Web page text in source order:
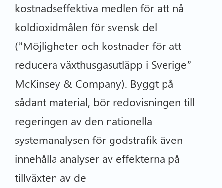
kostnadseffektiva medlen för att nå
koldioxidmålen för svensk del
(”Möjligheter och kostnader för att
reducera växthusgasutläpp i Sverige”
McKinsey & Company). Byggt på
sådant material, bör redovisningen till
regeringen av den nationella
systemanalysen för godstrafik även
innehålla analyser av effekterna på
tillväxten av de